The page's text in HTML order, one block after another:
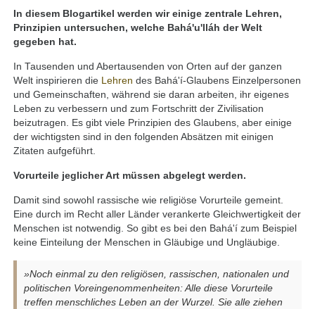
In diesem Blogartikel werden wir einige zentrale Lehren,
Prinzipien untersuchen, welche Bahá'u'lláh der Welt
gegeben hat.
In Tausenden und Abertausenden von Orten auf der ganzen
Welt inspirieren die Lehren des Bahá'í-Glaubens Einzelpersonen
und Gemeinschaften, während sie daran arbeiten, ihr eigenes
Leben zu verbessern und zum Fortschritt der Zivilisation
beizutragen. Es gibt viele Prinzipien des Glaubens, aber einige
der wichtigsten sind in den folgenden Absätzen mit einigen
Zitaten aufgeführt.
Vorurteile jeglicher Art müssen abgelegt werden.
Damit sind sowohl rassische wie religiöse Vorurteile gemeint.
Eine durch im Recht aller Länder verankerte Gleichwertigkeit der
Menschen ist notwendig. So gibt es bei den Bahá'í zum Beispiel
keine Einteilung der Menschen in Gläubige und Ungläubige.
»Noch einmal zu den religiösen, rassischen, nationalen und
politischen Voreingenommenheiten: Alle diese Vorurteile
treffen menschliches Leben an der Wurzel. Sie alle ziehen